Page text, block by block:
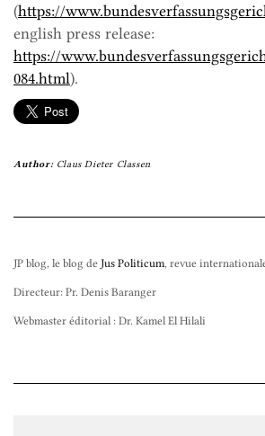
(https://
english press release:
https://
084.html).
Author: Claus Dieter Classen
JP blog, le blog de Jus Politicum , revue
Directeur: Pr. Denis Baranger
Webmaster éditorial : Dr. Kamel El Hilali